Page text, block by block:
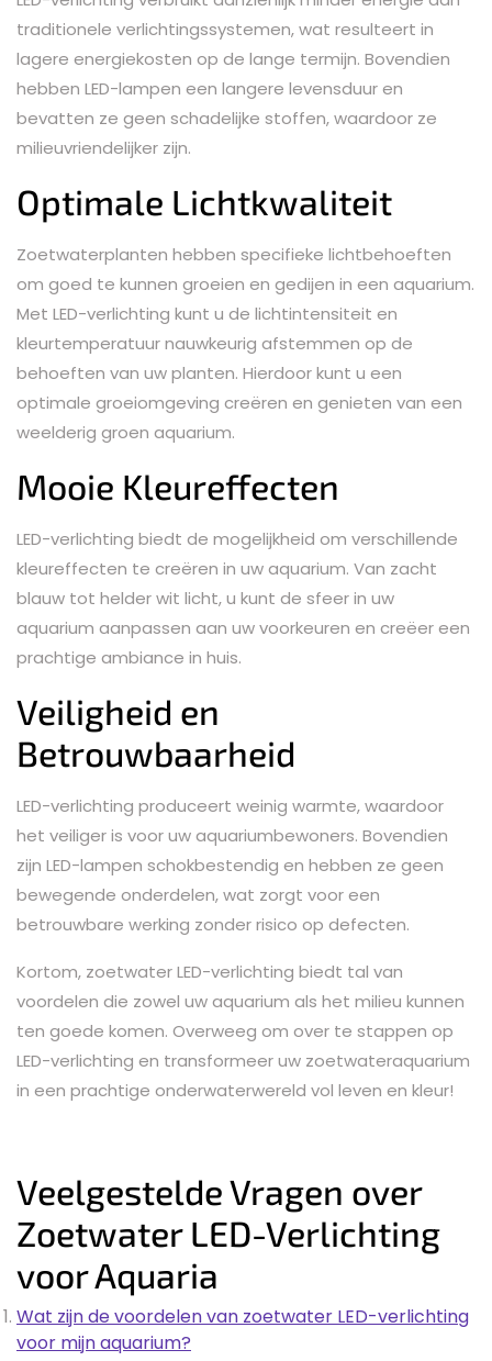
traditionele verlichtingssystemen, wat resulteert in
lagere energiekosten op de lange termijn. Bovendien
hebben LED-lampen een langere levensduur en
bevatten ze geen schadelijke stoffen, waardoor ze
milieuvriendelijker zijn.
Optimale Lichtkwaliteit
Zoetwaterplanten hebben specifieke lichtbehoeften
om goed te kunnen groeien en gedijen in een aquarium.
Met LED-verlichting kunt u de lichtintensiteit en
kleurtemperatuur nauwkeurig afstemmen op de
behoeften van uw planten. Hierdoor kunt u een
optimale groeiomgeving creëren en genieten van een
weelderig groen aquarium.
Mooie Kleureffecten
LED-verlichting biedt de mogelijkheid om verschillende
kleureffecten te creëren in uw aquarium. Van zacht
blauw tot helder wit licht, u kunt de sfeer in uw
aquarium aanpassen aan uw voorkeuren en creëer een
prachtige ambiance in huis.
Veiligheid en
Betrouwbaarheid
LED-verlichting produceert weinig warmte, waardoor
het veiliger is voor uw aquariumbewoners. Bovendien
zijn LED-lampen schokbestendig en hebben ze geen
bewegende onderdelen, wat zorgt voor een
betrouwbare werking zonder risico op defecten.
Kortom, zoetwater LED-verlichting biedt tal van
voordelen die zowel uw aquarium als het milieu kunnen
ten goede komen. Overweeg om over te stappen op
LED-verlichting en transformeer uw zoetwateraquarium
in een prachtige onderwaterwereld vol leven en kleur!
Veelgestelde Vragen over
Zoetwater LED-Verlichting
voor Aquaria
Wat zijn de voordelen van zoetwater LED-verlichting
voor mijn aquarium?